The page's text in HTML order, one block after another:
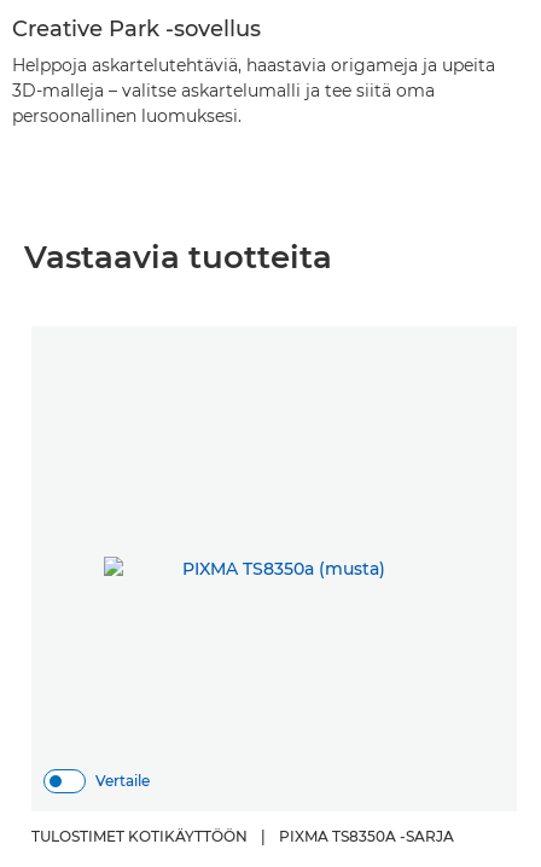
Creative Park -sovellus
Helppoja askartelutehtäviä, haastavia origameja ja upeita
3D-malleja – valitse askartelumalli ja tee siitä oma
persoonallinen luomuksesi.
Vastaavia tuotteita
Vertaile
TULOSTIMET KOTIKÄYTTÖÖN | PIXMA TS8350A -SARJA